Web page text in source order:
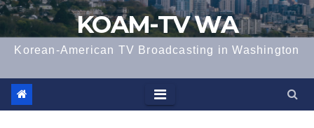
KOAM-TV WA
Korean-American TV Broadcasting in Washington